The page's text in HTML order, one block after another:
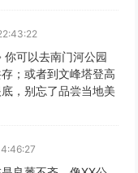
可以去南门河公园
；或者到文峰塔登高
，别忘了品尝当地美